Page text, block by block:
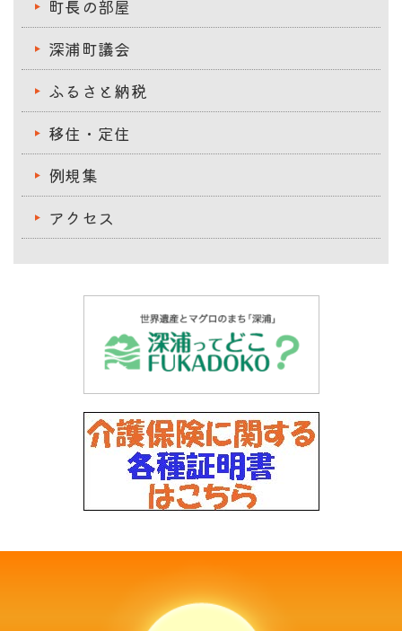
町長の部屋
深浦町議会
ふるさと納税
移住・定住
例規集
アクセス